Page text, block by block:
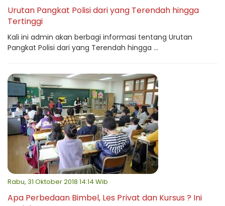
Urutan Pangkat Polisi dari yang Terendah hingga
Tertinggi
Kali ini admin akan berbagi informasi tentang Urutan
Pangkat Polisi dari yang Terendah hingga ...
Rabu, 31 Oktober 2018 14:14 Wib
Apa Perbedaan Bimbel, Les Privat dan Kursus ? Ini